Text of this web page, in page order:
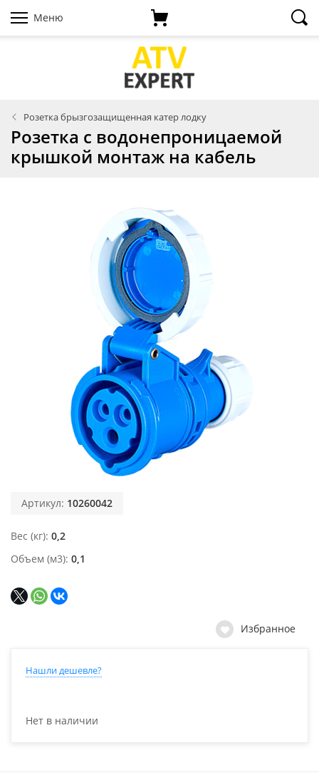
Меню
Розетка брызгозащищенная катер лодку
Розетка с водонепроницаемой
крышкой монтаж на кабель
Артикул: 10260042
Вес (кг) 0,2
Объем (м3) 0,1
Избранное
Нашли дешевле?
Нет в наличии